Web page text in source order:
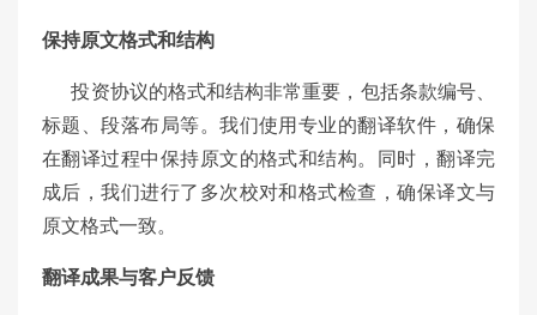
保持原文格式和结构
投资协议的格式和结构非常重要，包括条款编号、
标题、段落布局等。我们使用专业的翻译软件，确保
在翻译过程中保持原文的格式和结构。同时，翻译完
成后，我们进行了多次校对和格式检查，确保译文与
原文格式一致。
翻译成果与客户反馈